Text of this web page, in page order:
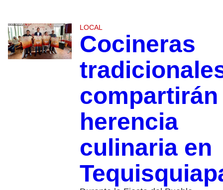
LOCAL
Cocineras
compartirán
herencia
culinaria en